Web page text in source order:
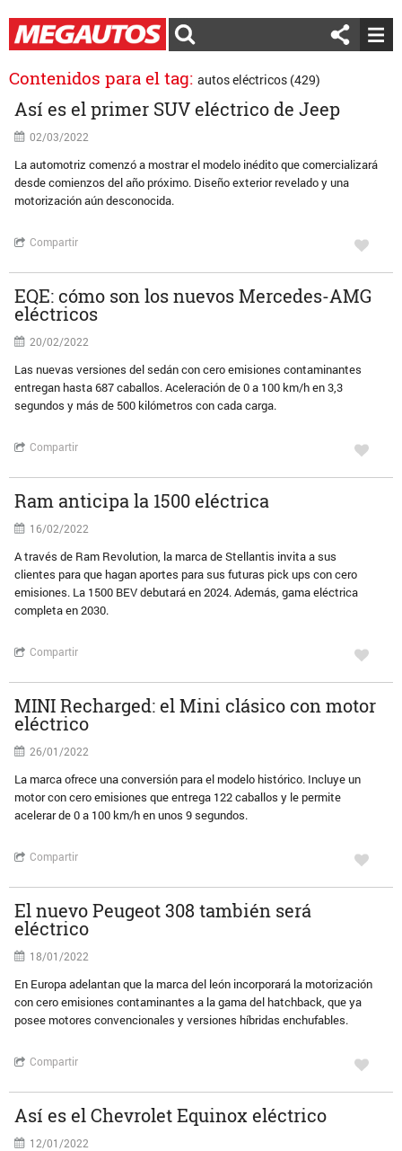
Contenidos para el tag: autos eléctricos (429)
Así es el primer SUV eléctrico de Jeep
02/03/2022
La automotriz comenzó a mostrar el modelo inédito que comercializará
desde comienzos del año próximo. Diseño exterior revelado y una
motorización aún desconocida.
Compartir
EQE: cómo son los nuevos Mercedes-AMG
eléctricos
20/02/2022
Las nuevas versiones del sedán con cero emisiones contaminantes
entregan hasta 687 caballos. Aceleración de 0 a 100 km/h en 3,3
segundos y más de 500 kilómetros con cada carga.
Compartir
Ram anticipa la 1500 eléctrica
16/02/2022
A través de Ram Revolution, la marca de Stellantis invita a sus
clientes para que hagan aportes para sus futuras pick ups con cero
emisiones. La 1500 BEV debutará en 2024. Además, gama eléctrica
completa en 2030.
Compartir
MINI Recharged: el Mini clásico con motor
eléctrico
26/01/2022
La marca ofrece una conversión para el modelo histórico. Incluye un
motor con cero emisiones que entrega 122 caballos y le permite
acelerar de 0 a 100 km/h en unos 9 segundos.
Compartir
El nuevo Peugeot 308 también será
eléctrico
18/01/2022
En Europa adelantan que la marca del león incorporará la motorización
con cero emisiones contaminantes a la gama del hatchback, que ya
posee motores convencionales y versiones híbridas enchufables.
Compartir
Así es el Chevrolet Equinox eléctrico
12/01/2022